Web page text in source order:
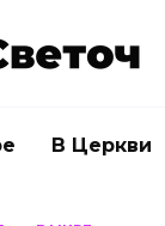
В Церкви